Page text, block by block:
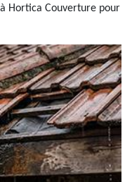
Hortica Couverture pour